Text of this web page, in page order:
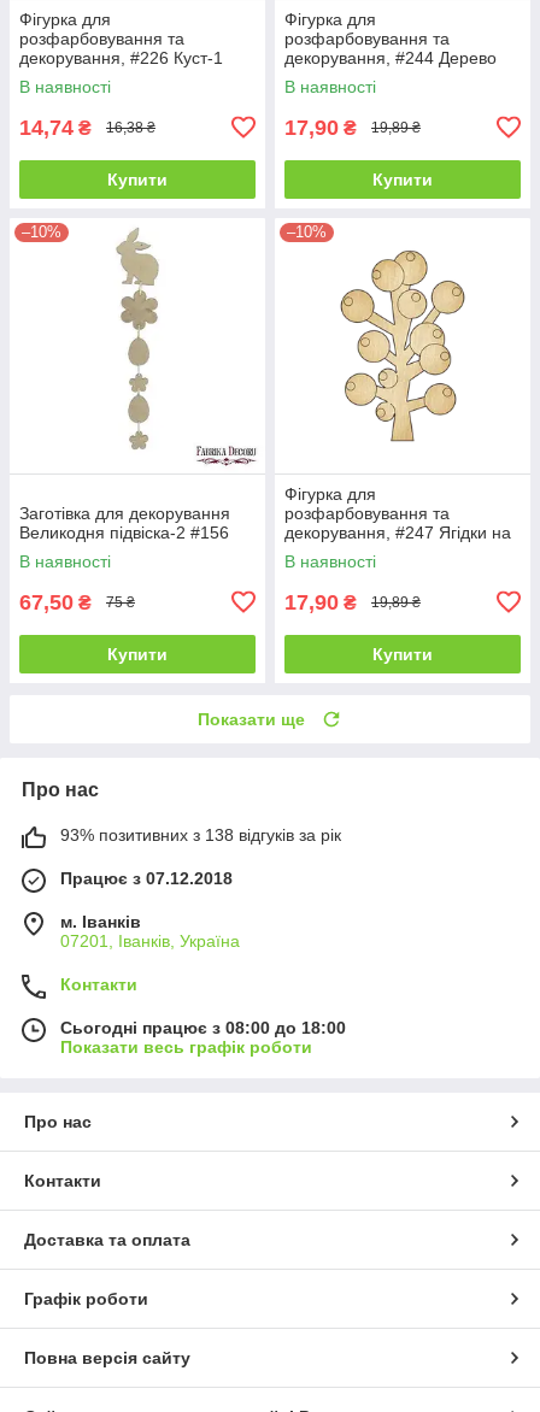
Фігурка для
розфарбовування та
декорування, #226 Куст-1
В наявності
14,74 ₴ 16,38 ₴
Купити
Фігурка для
розфарбовування та
декорування, #244 Дерево
В наявності
17,90 ₴ 19,89 ₴
Купити
–10%
Заготівка для декорування
Великодня підвіска-2 #156
В наявності
67,50 ₴ 75 ₴
Купити
–10%
Фігурка для
розфарбовування та
декорування, #247 Ягідки на
гілці — 1
В наявності
17,90 ₴ 19,89 ₴
Купити
Показати ще
Про нас
93% позитивних з 138 відгуків за рік
Працює з 07.12.2018
м. Іванків
07201, Іванків, Україна
Контакти
Сьогодні працює з 08:00 до 18:00
Показати весь графік роботи
Про нас
Контакти
Доставка та оплата
Графік роботи
Повна версія сайту